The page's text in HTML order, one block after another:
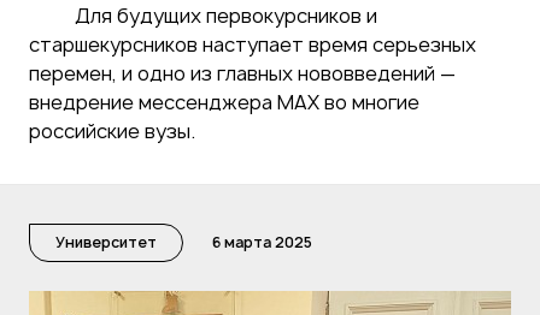
Для будущих первокурсников и
старшекурсников наступает время серьезных
перемен, и одно из главных нововведений —
внедрение мессенджера MAX во многие
российские вузы.
Университет 6 марта 2025